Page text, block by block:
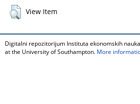
View Item
Digitalni repozitorijum Instituta ekonomskih
at the University of Southampton. More